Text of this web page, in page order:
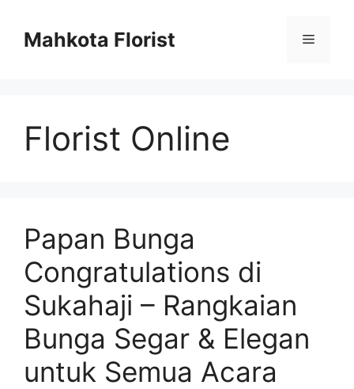
Mahkota Florist
Florist Online
Papan Bunga
Congratulations di
Sukahaji – Rangkaian
Bunga Segar & Elegan
untuk Semua Acara